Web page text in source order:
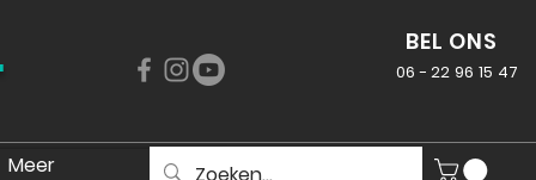
Meer
BEL ONS
06 - 22 96 15 47